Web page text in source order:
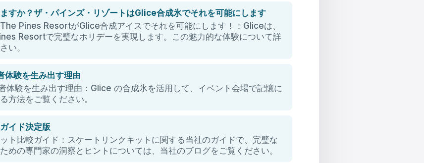
すか？ザ・パインズ・リゾートはGlice合成氷でそれを可能にします
Pines ResortがGlice合成アイスでそれを可能にします！：Gliceは、
Resortで完璧なホリデーを実現します。この魅力的な体験について詳
い。
体験を生み出す理由
体験を生み出す理由：Glice の合成氷を活用して、イベント会場で記憶に
方法をご覧ください。
イド決定版
ト比較ガイド：スケートリンクキットに関する当社のガイドで、完璧な
めの専門家の洞察とヒントについては、当社のブログをご覧ください。